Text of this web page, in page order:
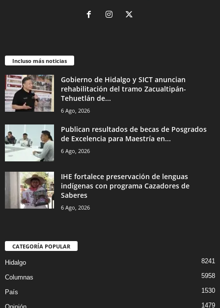
Incluso más noticias
Gobierno de Hidalgo y SICT anuncian
rehabilitación del tramo Zacualtipán-
Tehuetlán de...
6 Ago, 2026
Publican resultados de becas de Posgrados
de Excelencia para Maestría en...
6 Ago, 2026
IHE fortalece preservación de lenguas
indígenas con programa Cazadores de
Saberes
6 Ago, 2026
CATEGORÍA POPULAR
Hidalgo 8241
Columnas 5958
País 1530
1479